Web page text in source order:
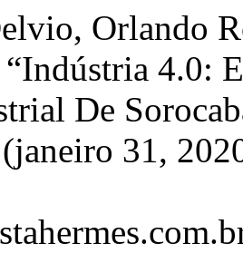
Orlando
“Indústria 4.0:
De
31,